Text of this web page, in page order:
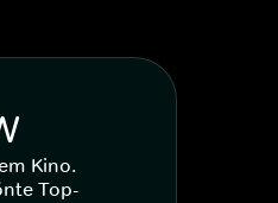
Kino.
Top-